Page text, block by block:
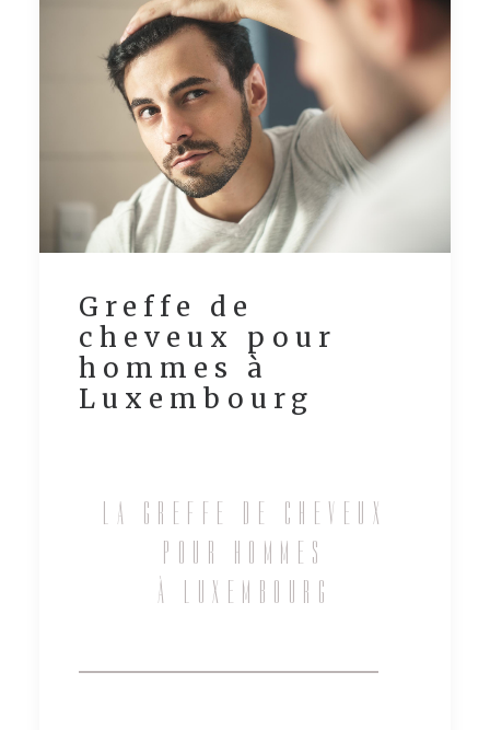
Greffe de
cheveux pour
hommes à
Luxembourg
LA GREFFE DE CHEVEUX
POUR HOMMES
À LUXEMBOURG